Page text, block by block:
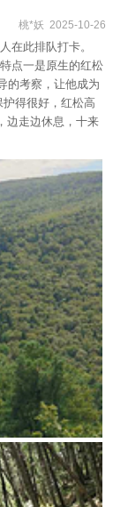
桃*妖 2025-10-26
在此排队打卡。
点一是原生的红松
的考察，让他成为
得很好，红松高
边走边休息，十来
人员维持秩序。
人在此拍照留念，
和体力的朋友，可
春的短短几天